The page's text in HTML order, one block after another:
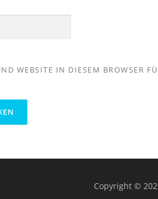
WEBSITE IN DIESEM BROWSER
Copyright ©